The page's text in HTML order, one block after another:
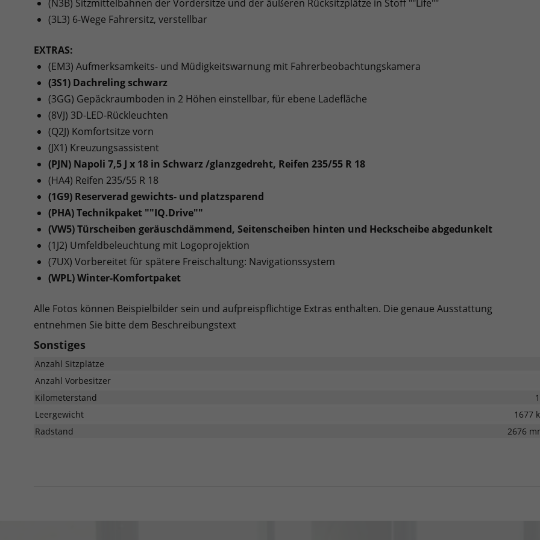
(N3B) Sitzmittelbahnen der Vordersitze und der äußeren Rücksitzplätze in Stoff ""Life""
(3L3) 6-Wege Fahrersitz, verstellbar
EXTRAS:
(EM3) Aufmerksamkeits- und Müdigkeitswarnung mit Fahrerbeobachtungskamera
(3S1) Dachreling schwarz
(3GG) Gepäckraumboden in 2 Höhen einstellbar, für ebene Ladefläche
(8VJ) 3D-LED-Rückleuchten
(Q2J) Komfortsitze vorn
(JX1) Kreuzungsassistent
(PJN) Napoli 7,5 J x 18 in Schwarz /glanzgedreht, Reifen 235/55 R 18
(HA4) Reifen 235/55 R 18
(1G9) Reserverad gewichts- und platzsparend
(PHA) Technikpaket ""IQ.Drive""
(VW5) Türscheiben geräuschdämmend, Seitenscheiben hinten und Heckscheibe abgedunkelt
(1J2) Umfeldbeleuchtung mit Logoprojektion
(7UX) Vorbereitet für spätere Freischaltung: Navigationssystem
(WPL) Winter-Komfortpaket
Alle Fotos können Beispielbilder sein und aufpreispflichtige Extras enthalten. Die genaue Ausstattung
entnehmen Sie bitte dem Beschreibungstext
Sonstiges
Anzahl Sitzplätze
Anzahl Vorbesitzer
Kilometerstand
Leergewicht
1677
Radstand
2676